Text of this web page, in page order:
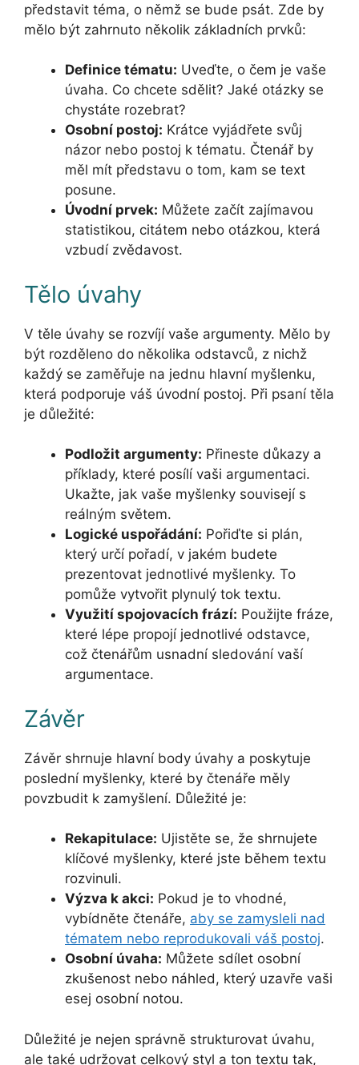
představit téma, o němž se bude psát. Zde by
mělo být zahrnuto několik základních prvků:
Definice tématu: Uveďte, o čem je vaše
úvaha. Co chcete sdělit? Jaké otázky se
chystáte rozebrat?
Osobní postoj: Krátce vyjádřete svůj
názor nebo postoj k tématu. Čtenář by
měl mít představu o tom, kam se text
posune.
Úvodní prvek: Můžete začít zajímavou
statistikou, citátem nebo otázkou, která
vzbudí zvědavost.
Tělo úvahy
V těle úvahy se rozvíjí vaše argumenty. Mělo by
být rozděleno do několika odstavců, z nichž
každý se zaměřuje na jednu hlavní myšlenku,
která podporuje váš úvodní postoj. Při psaní těla
je důležité:
Podložit argumenty: Přineste důkazy a
příklady, které posílí vaši argumentaci.
Ukažte, jak vaše myšlenky souvisejí s
reálným světem.
Logické uspořádání: Pořiďte si plán,
který určí pořadí, v jakém budete
prezentovat jednotlivé myšlenky. To
pomůže vytvořit plynulý tok textu.
Využití spojovacích frází: Použijte fráze,
které lépe propojí jednotlivé odstavce,
což čtenářům usnadní sledování vaší
argumentace.
Závěr
Závěr shrnuje hlavní body úvahy a poskytuje
poslední myšlenky, které by čtenáře měly
povzbudit k zamyšlení. Důležité je:
Rekapitulace: Ujistěte se, že shrnujete
klíčové myšlenky, které jste během textu
rozvinuli.
Výzva k akci: Pokud je to vhodné,
vybídněte čtenáře, aby se zamysleli nad
tématem nebo reprodukovali váš postoj.
Osobní úvaha: Můžete sdílet osobní
zkušenost nebo náhled, který uzavře vaši
esej osobní notou.
Důležité je nejen správně strukturovat úvahu,
ale také udržovat celkový styl a ton textu tak,